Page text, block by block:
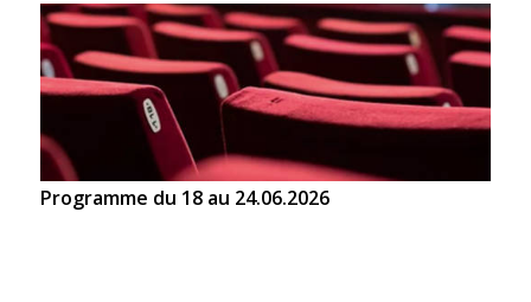
Programme du 18 au 24.06.2026